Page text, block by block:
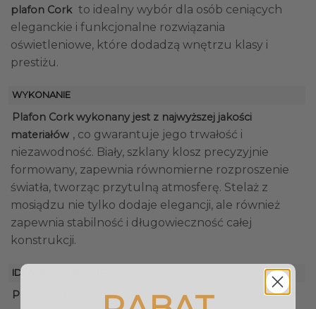
plafon Cork to idealny wybór dla osób ceniących
eleganckie i funkcjonalne rozwiązania
oświetleniowe, które dodadzą wnętrzu klasy i
prestiżu.
WYKONANIE
Plafon Cork wykonany jest z najwyższej jakości
materiałów , co gwarantuje jego trwałość i
niezawodność. Biały, szklany klosz precyzyjnie
formowany, zapewnia równomierne rozproszenie
światła, tworząc przytulną atmosferę. Stelaż z
mosiądzu nie tylko dodaje elegancji, ale również
zapewnia stabilność i długowieczność całej
konstrukcji.
IDEALNY DO WNĘTRZ
Plafon Cork
doskonale pasuje do eleganckich